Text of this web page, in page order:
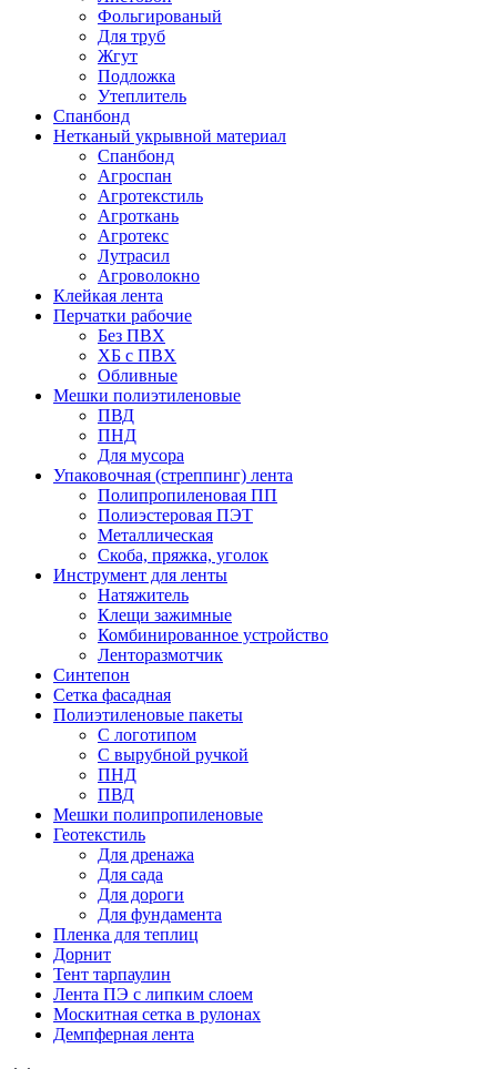
Фольгированый
Для труб
Жгут
Подложка
Утеплитель
Спанбонд
Нетканый укрывной материал
Спанбонд
Агроспан
Агротекстиль
Агроткань
Агротекс
Лутрасил
Агроволокно
Клейкая лента
Перчатки рабочие
Без ПВХ
ХБ с ПВХ
Обливные
Мешки полиэтиленовые
ПВД
ПНД
Для мусора
Упаковочная (стреппинг) лента
Полипропиленовая ПП
Полиэстеровая ПЭТ
Металлическая
Скоба, пряжка, уголок
Инструмент для ленты
Натяжитель
Клещи зажимные
Комбинированное устройство
Ленторазмотчик
Синтепон
Сетка фасадная
Полиэтиленовые пакеты
С логотипом
С вырубной ручкой
ПНД
ПВД
Мешки полипропиленовые
Геотекстиль
Для дренажа
Для сада
Для дороги
Для фундамента
Пленка для теплиц
Дорнит
Тент тарпаулин
Лента ПЭ с липким слоем
Москитная сетка в рулонах
Демпферная лента